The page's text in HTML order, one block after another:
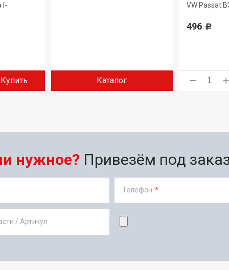
I-
Купить Каталог
VW Passat
MERCEDES
Sprinter 96-,
496 Р
нужное? Привезём под
Телефон *
/ Артикул